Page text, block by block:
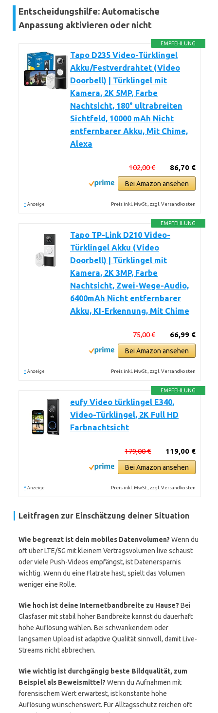
Entscheidungshilfe: Automatische
Anpassung aktivieren oder nicht
EMPFEHLUNG
Tapo D235 Video-Türklingel
Akku/Festverdrahtet (Video
Doorbell) | Türklingel mit
Kamera, 2K 5MP, Farbe
Nachtsicht, 180° ultrabreiten
Sichtfeld, 10000 mAh Nicht
entfernbarer Akku, Mit Chime,
Alexa
86,70 €
102,00 €
Bei Amazon ansehen
* Anzeige Preis inkl. MwSt., zzgl. Versandkosten
EMPFEHLUNG
Tapo TP-Link D210 Video-
Türklingel Akku (Video
Doorbell) | Türklingel mit
Kamera, 2K 3MP, Farbe
Nachtsicht, Zwei-Wege-Audio,
6400mAh Nicht entfernbarer
Akku, KI-Erkennung, Mit Chime
66,99 €
75,00 €
Bei Amazon ansehen
* Anzeige Preis inkl. MwSt., zzgl. Versandkosten
EMPFEHLUNG
eufy Video türklingel E340,
Video-Türklingel, 2K Full HD
Farbnachtsicht
119,00 €
179,00 €
Bei Amazon ansehen
* Anzeige Preis inkl. MwSt., zzgl. Versandkosten
Leitfragen zur Einschätzung deiner Situation
Wie begrenzt ist dein mobiles Datenvolumen? Wenn du
oft über LTE/5G mit kleinem Vertragsvolumen live schaust
oder viele Push-Videos empfängst, ist Datenersparnis
wichtig. Wenn du eine Flatrate hast, spielt das Volumen
weniger eine Rolle.
Wie hoch ist deine Internetbandbreite zu Hause? Bei
Glasfaser mit stabil hoher Bandbreite kannst du dauerhaft
hohe Auflösung wählen. Bei schwankendem oder
langsamen Upload ist adaptive Qualität sinnvoll, damit Live-
Streams nicht abbrechen.
Wie wichtig ist durchgängig beste Bildqualität, zum
Beispiel als Beweismittel? Wenn du Aufnahmen mit
forensischem Wert erwartest, ist konstante hohe
Auflösung wünschenswert. Für Alltagsschutz reichen oft